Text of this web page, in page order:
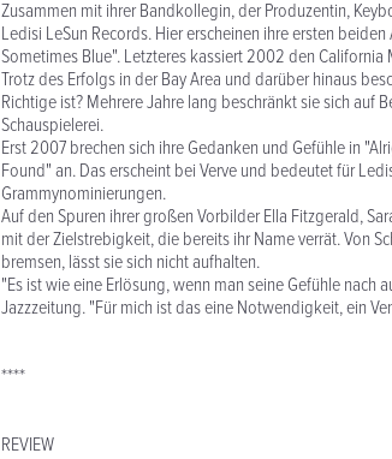
Zusammen mit ihrer Bandkollegin, der Produzentin,
Ledisi LeSun Records. Hier erscheinen ihre ersten
Sometimes Blue". Letzteres kassiert 2002 den
Trotz des Erfolgs in der Bay Area und darüber hinaus
Richtige ist? Mehrere Jahre lang beschränkt sie sich auf
Schauspielerei.
Erst 2007 brechen sich ihre Gedanken und Gefühle in
Found" an. Das erscheint bei Verve und bedeutet für
Grammynominierungen.
Auf den Spuren ihrer großen Vorbilder Ella Fitzgerald,
mit der Zielstrebigkeit, die bereits ihr Name verrät. Von
bremsen, lässt sie sich nicht aufhalten.
"Es ist wie eine Erlösung, wenn man seine Gefühle
Jazzzeitung. "Für mich ist das eine Notwendigkeit, ein
****
REVIEW